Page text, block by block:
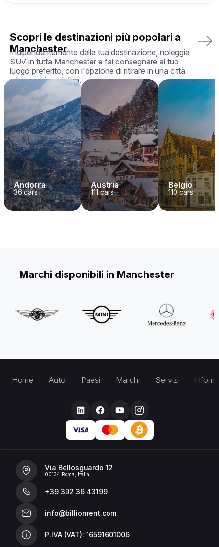
Scopri le destinazioni più popolari a
Manchester
Indipendentemente dalla tua destinazione, noleggia
SUV in tutta Manchester e fai consegnare al tuo
luogo preferito, con l'opzione di ritirare in una città
e lasciare in un'altra.
Andorra
36cars
Austria
111cars
Belgio
110 cars
Marchi disponibili in Manchester
Home Auto Paesi Marchi Servizi
Via Bellosguardo 12
00134 Roma, Italia
+39 392 36 43199
info@billionrent.com
P.IVA (VAT): 16591601006